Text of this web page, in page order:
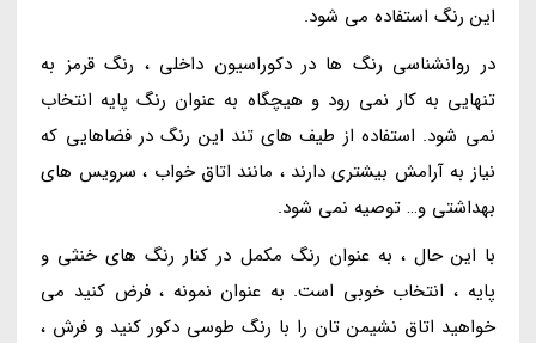
این رنگ استفاده می شود.
در روانشناسی رنگ ها در دکوراسیون داخلی ، رنگ قرمز به
تنهایی به کار نمی رود و هیچگاه به عنوان رنگ پایه انتخاب
نمی شود. استفاده از طیف های تند این رنگ در فضاهایی که
نیاز به آرامش بیشتری دارند ، مانند اتاق خواب ، سرویس های
بهداشتی و… توصیه نمی شود.
با این حال ، به عنوان رنگ مکمل در کنار رنگ های خنثی و
پایه ، انتخاب خوبی است. به عنوان نمونه ، فرض کنید می
خواهید اتاق نشیمن تان را با رنگ طوسی دکور کنید و فرش ،